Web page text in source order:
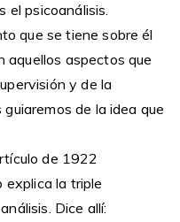
el psicoanálisis.
que se tiene sobre él
aquellos aspectos que
y de la
de la idea que
de 1922
explica la triple
Dice allí: